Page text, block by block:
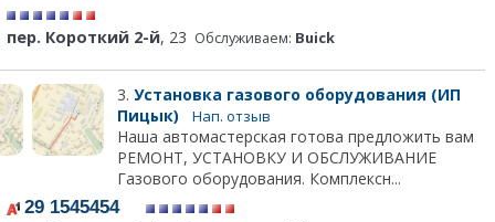
пер. Короткий 2-й, 23 Обслуживаем: Buick
3. Установка газового оборудования (ИП
Пицык)
Нап. отзыв
Наша автомастерская готова предложить вам
РЕМОНТ, УСТАНОВКУ И ОБСЛУЖИВАНИЕ
Газового оборудования. Комплексн...
29 1545454